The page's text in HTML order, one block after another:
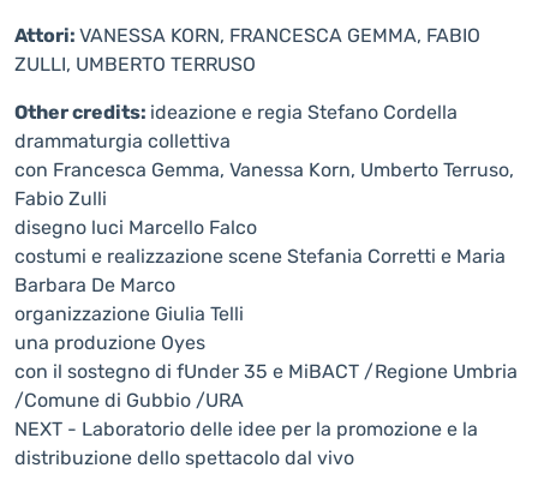
Attori: VANESSA KORN, FRANCESCA GEMMA, FABIO
ZULLI, UMBERTO TERRUSO
Other credits: ideazione e regia Stefano Cordella
drammaturgia collettiva
con Francesca Gemma, Vanessa Korn, Umberto Terruso,
Fabio Zulli
disegno luci Marcello Falco
costumi e realizzazione scene Stefania Corretti e Maria
Barbara De Marco
organizzazione Giulia Telli
una produzione Oyes
con il sostegno di fUnder 35 e MiBACT /Regione Umbria
/Comune di Gubbio /URA
NEXT - Laboratorio delle idee per la promozione e la
distribuzione dello spettacolo dal vivo